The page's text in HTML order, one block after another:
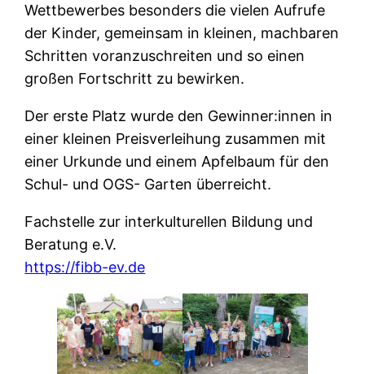
Wettbewerbes besonders die vielen Aufrufe
der Kinder, gemeinsam in kleinen, machbaren
Schritten voranzuschreiten und so einen
großen Fortschritt zu bewirken.
Der erste Platz wurde den Gewinner:innen in
einer kleinen Preisverleihung zusammen mit
einer Urkunde und einem Apfelbaum für den
Schul- und OGS- Garten überreicht.
Fachstelle zur interkulturellen Bildung und
Beratung e.V.
https://fibb-ev.de